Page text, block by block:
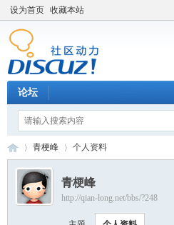
设为首页 收藏本站
论坛
›
青梗峰 个人资料
青梗峰
http://qian-long.net/bbs/?248